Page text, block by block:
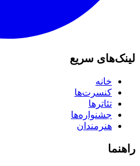
لینک‌های سریع
خانه
کنسرت‌ها
تئاترها
جشنواره‌ها
هنرمندان
راهنما